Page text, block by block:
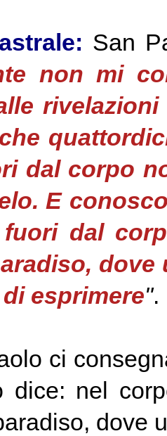
San
non mi
dal corpo
E
dal
esprimere".
ci
dice: nel
dove